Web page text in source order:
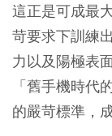
這正是可成最
苛要求下訓練
力以及陽極表
「舊手機時代
的嚴苛標準，